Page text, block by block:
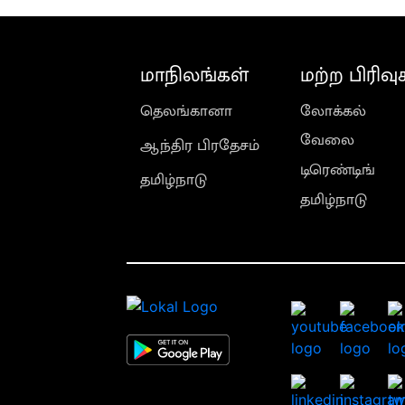
மாநிலங்கள்
தெலங்கானா
ஆந்திர பிரதேசம்
தமிழ்நாடு
மற்ற
லோக்கல்
வேலை
டிரெண்டிங்
தமிழ்நாடு